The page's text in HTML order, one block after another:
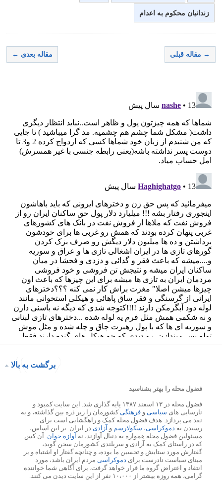
زندانیان محکوم به اعدام
→ مقاله قبلی مقاله بعدی ←
برگشت به بالا
فضول محله را بهتر بشناسید
فضول محله در ۱۳ اسفند ۱۳۸۷ پایه گذاری شد. این سایت کمبود و
نارسایی های سیاسی و فرهنگی کشورمان را زیر ذره بین گذاشته، و به
نقد می پردازد. هدف فضول محله کمک و راهگشایی است برای
رسیدن به دموکراسی، سکولارسم و آزادی در ایران. بر این اساس،
مسئولین فضول محله همواره به دنبال آوازند، نه آوازه خوان . آن کس
که در راستای کمک به آزادی و سربلندی کشورمان سخن گوید،
گفتارش مورد ستایش و تحسین ما بوده، و چنانچه گفتار او اشتباه و بر
مبنای سیاست نادرست برای دموکراسی مردم ایران باشد، مورد
انتقاد و اعتراض گروه ما قرار خواهد گرفت. برای آگاهی شما خواننده
گرامی، همه روزه بیشتر از ۱۰،۰۰۰ نفر از این سایت دیدن می کنند.